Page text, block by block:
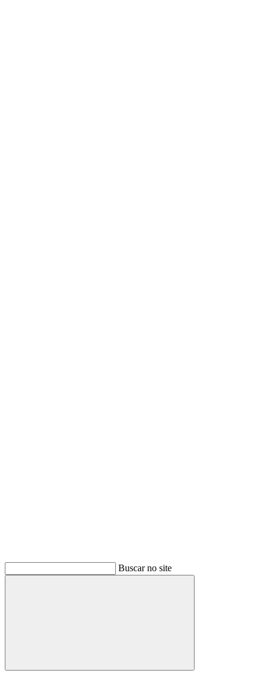
Buscar no site
Buscar